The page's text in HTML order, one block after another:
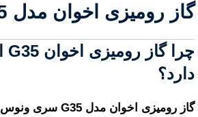
گاز رومیزی اخوان مدل G35
دارد؟
گاز رومیزی اخوان مدل G35 سری ونوس